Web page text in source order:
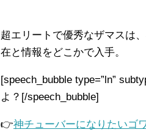
超エリートで優秀なザマスは
在と情報をどこかで入手。
[speech_bubble type=”ln”
よ？[/speech_bubble]
👉神チューバーになりたいゴ